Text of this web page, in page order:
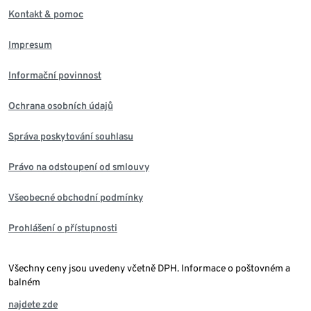
Kontakt & pomoc
Impresum
Informační povinnost
Ochrana osobních údajů
Správa poskytování souhlasu
Právo na odstoupení od smlouvy
Všeobecné obchodní podmínky
Prohlášení o přístupnosti
Všechny ceny jsou uvedeny včetně DPH. Informace o poštovném a
balném
najdete zde